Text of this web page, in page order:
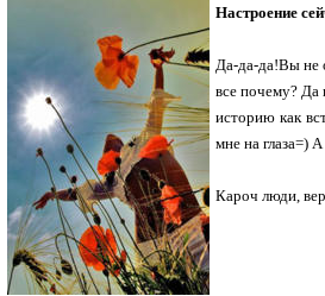
Настроение
Да-да-да!Вы не
все почему?
историю как
мне на глаза=)
Кароч люди,